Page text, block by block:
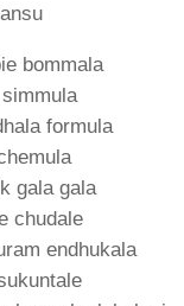
bommala
formula
gala gala
chudale
endhukala